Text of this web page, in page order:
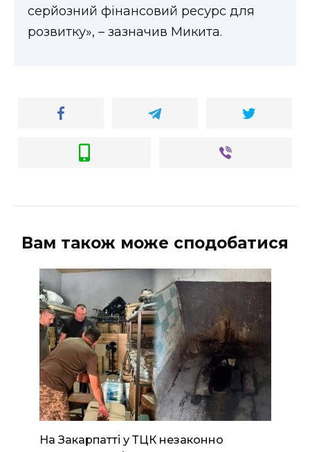
серйозний фінансовий ресурс для
розвитку», – зазначив Микита.
Вам також може сподобатися
На Закарпатті у ТЦК незаконно